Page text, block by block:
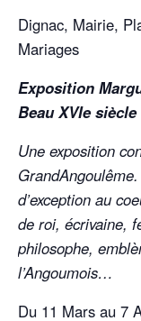
Dignac, Mairie,
Mariages
Exposition
Beau XVIe siècle
Une exposition
d’exception au
de roi, écrivaine,
philosophe,
l’Angoumois…
Du 11 Mars au 7